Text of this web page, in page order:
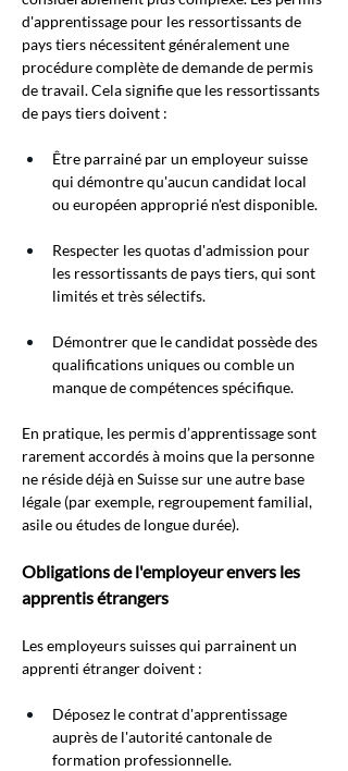
d'apprentissage pour les ressortissants de
pays tiers nécessitent généralement une
procédure complète de demande de permis
de travail. Cela signifie que les ressortissants
de pays tiers doivent :
Être parrainé par un employeur suisse
qui démontre qu'aucun candidat local
ou européen approprié n'est disponible.
Respecter les quotas d'admission pour
les ressortissants de pays tiers, qui sont
limités et très sélectifs.
Démontrer que le candidat possède des
qualifications uniques ou comble un
manque de compétences spécifique.
En pratique, les permis d’apprentissage sont
rarement accordés à moins que la personne
ne réside déjà en Suisse sur une autre base
légale (par exemple, regroupement familial,
asile ou études de longue durée).
Obligations de l'employeur envers les
apprentis étrangers
Les employeurs suisses qui parrainent un
apprenti étranger doivent :
Déposez le contrat d'apprentissage
auprès de l'autorité cantonale de
formation professionnelle.